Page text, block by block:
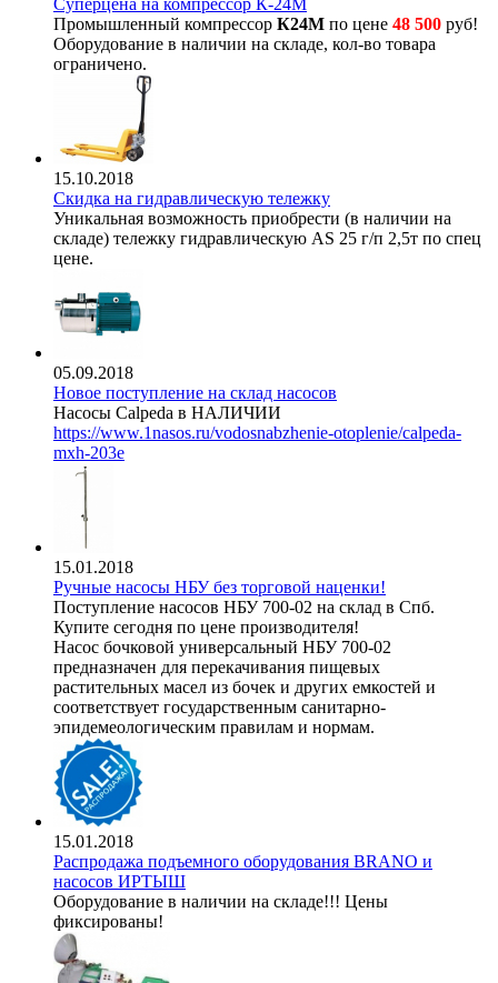
Суперцена на компрессор К-24М
Промышленный компрессор К24М по цене 48 500 руб!
Оборудование в наличии на складе, кол-во товара
ограничено.
15.10.2018
Скидка на гидравлическую тележку
Уникальная возможность приобрести (в наличии на
складе) тележку гидравлическую AS 25 г/п 2,5т по спец
цене.
05.09.2018
Новое поступление на склад насосов
Насосы Calpeda в НАЛИЧИИ
https://www.1nasos.ru/vodosnabzhenie-otoplenie/calpeda-
mxh-203e
15.01.2018
Ручные насосы НБУ без торговой наценки!
Поступление насосов НБУ 700-02 на склад в Спб.
Купите сегодня по цене производителя!
Насос бочковой универсальный НБУ 700-02
предназначен для перекачивания пищевых
растительных масел из бочек и других емкостей и
соответствует государственным санитарно-
эпидемеологическим правилам и нормам.
15.01.2018
Распродажа подъемного оборудования BRANO и
насосов ИРТЫШ
Оборудование в наличии на складе!!! Цены
фиксированы!